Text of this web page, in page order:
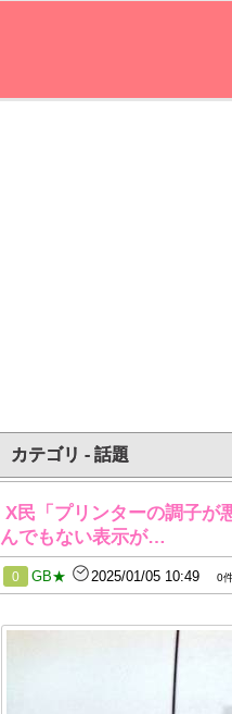
カテゴリ - 話題
X民「プリンターの調子が
んでもない表示が…
0 GB★ 2025/01/05 10:49 0